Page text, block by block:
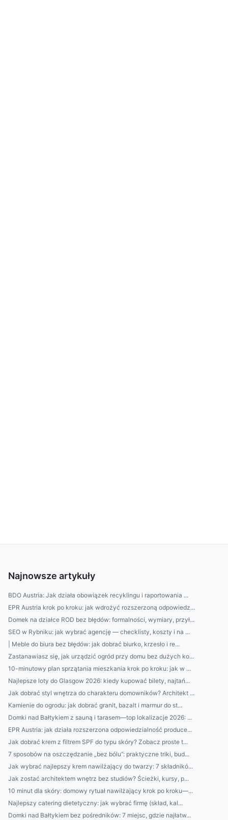
Najnowsze artykuły
BDO Austria: Jak działa obowiązek recyklingu i raportowania ...
EPR Austria krok po kroku: jak wdrożyć rozszerzoną odpowiedz...
Domek na działce ROD bez błędów: formalności, wymiary, przył...
SEO w Rybniku: jak wybrać agencję — checklisty, koszty i na ...
| Meble do biura bez błędów: jak dobrać biurko, krzesło i re...
Zastanawiasz się, jak urządzić ogród przy domu bez dużych ko...
10-minutowy plan sprzątania mieszkania krok po kroku: jak w ...
Najlepsze loty do Glasgow 2026: kiedy kupować bilety, najtań...
Jak dobrać styl wnętrza do charakteru domowników? Architekt ...
Kamienie do ogrodu: jak dobrać granit, bazalt i marmur do st...
Domki nad Bałtykiem z sauną i tarasem—top lokalizacje 2026: ...
EPR Austria: jak działa rozszerzona odpowiedzialność produce...
Jak dobrać krem z filtrem SPF do typu skóry? Zobacz proste t...
7 sposobów na oszczędzanie „bez bólu”: praktyczne triki, bud...
Jak wybrać najlepszy krem nawilżający do twarzy: 7 składnikó...
Jak zostać architektem wnętrz bez studiów? Ścieżki, kursy, p...
10 minut dla skóry: domowy rytuał nawilżający krok po kroku—...
Najlepszy catering dietetyczny: jak wybrać firmę (skład, kal...
Domki nad Bałtykiem bez pośredników: 7 miejsc, gdzie najłatw...